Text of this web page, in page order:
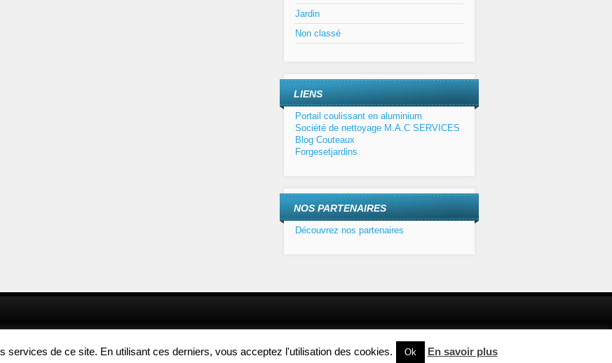
Jardin
Non classé
LIENS
Portail coulissant en aluminium
Société de nettoyage M.A.C SERVICES
Blog Couteaux
Forgesetjardins
NOS PARTENAIRES
Découvrez nos partenaires
Magento Hosting
services de ce site. En utilisant ces derniers, vous acceptez l'utilisation des cookies. Ok En savoir plus